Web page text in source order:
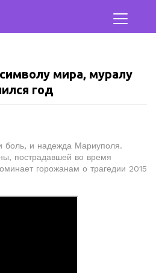
мира, муралу
год
боль, и надежда Мариуполя.
пострадавшей во время
горожанам о трагедии 2015